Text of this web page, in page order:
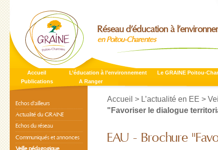
Réseau d’éducation à
en Poitou-Charentes
Accueil L’éducation à l’environnement
Le GRAINE Poitou-
Publications
A Ranger
Accueil > L’actualité en EE >
"Favoriser le dialogue
EAU - Brochure
Echos d’ailleurs
Actualité du GRAINE
Echos du réseau
Communiqués et annonces